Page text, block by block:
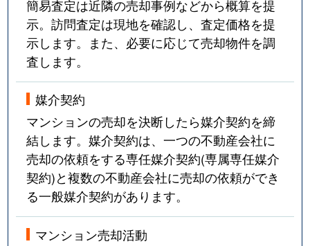
簡易査定は近隣の売却事例などから概算を提
示。訪問査定は現地を確認し、査定価格を提
示します。また、必要に応じて売却物件を調
査します。
媒介契約
マンションの売却を決断したら媒介契約を締
結します。媒介契約は、一つの不動産会社に
売却の依頼をする専任媒介契約(専属専任媒介
契約)と複数の不動産会社に売却の依頼ができ
る一般媒介契約があります。
マンション売却活動